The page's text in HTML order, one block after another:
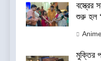
বস্ত্রের
শুরু হল
মুক্তির